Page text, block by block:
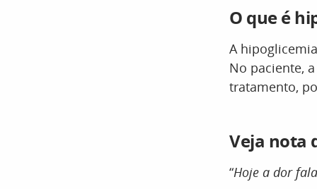
O que é
A
No paciente,
tratamento,
Veja nota
“Hoje a dor